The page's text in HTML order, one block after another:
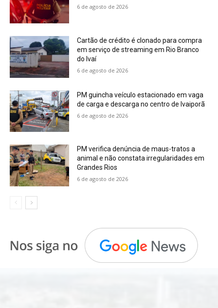
6 de agosto de 2026
Cartão de crédito é clonado para compra
em serviço de streaming em Rio Branco
do Ivaí
6 de agosto de 2026
PM guincha veículo estacionado em vaga
de carga e descarga no centro de Ivaiporã
6 de agosto de 2026
PM verifica denúncia de maus-tratos a
animal e não constata irregularidades em
Grandes Rios
6 de agosto de 2026